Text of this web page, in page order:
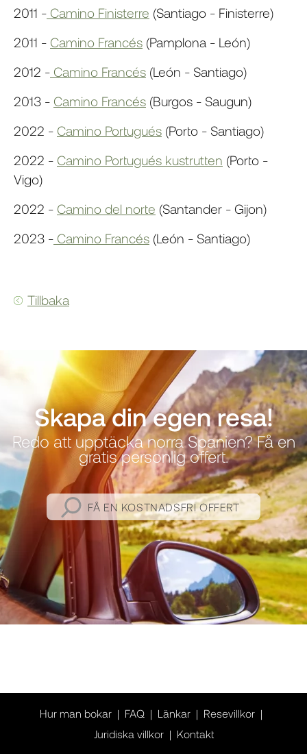
2011 - Camino Finisterre (Santiago - Finisterre)
2011 - Camino Francés (Pamplona - León)
2012 - Camino Francés (León - Santiago)
2013 - Camino Francés (Burgos - Saugun)
2022 - Camino Portugués (Porto - Santiago)
2022 - Camino Portugués kustrutten (Porto -
Vigo)
2022 - Camino del norte (Santander - Gijon)
2023 - Camino Francés (León - Santiago)
Tillbaka
Skapa din egen resa!
Redo att upptäcka norra Spanien? Få en
gratis personlig offert.
FÅ EN KOSTNADSFRI OFFERT
Hur man bokar FAQ Länkar
Resevillkor
Juridiska villkor
Kontakt